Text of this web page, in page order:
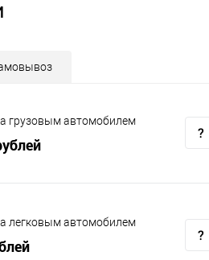
грузовым автомобилем
легковым автомобилем